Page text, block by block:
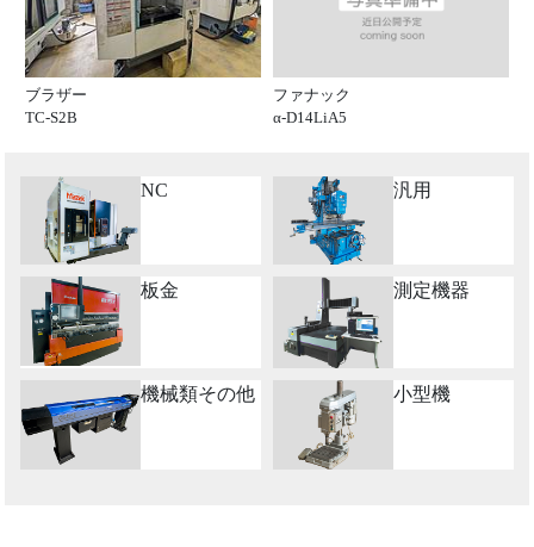
ブラザー
TC-S2B
ファナック
α-D14LiA5
NC 汎用
板金 測定機器
機械類その他 小型機